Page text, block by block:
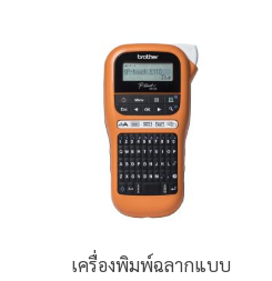
เครื่องพิมพ์ฉลากแบบ